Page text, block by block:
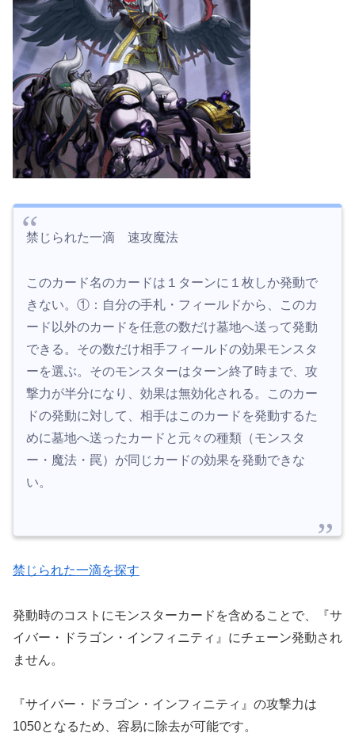
禁じられた一滴 速攻魔法
このカード名のカードは１ターンに１枚しか発動で
きない。①：自分の手札・フィールドから、このカ
ード以外のカードを任意の数だけ墓地へ送って発動
できる。その数だけ相手フィールドの効果モンスタ
ーを選ぶ。そのモンスターはターン終了時まで、攻
撃力が半分になり、効果は無効化される。このカー
ドの発動に対して、相手はこのカードを発動するた
めに墓地へ送ったカードと元々の種類（モンスタ
ー・魔法・罠）が同じカードの効果を発動できな
い。
禁じられた一滴を探す
発動時のコストにモンスターカードを含めることで、『サ
イバー・ドラゴン・インフィニティ』にチェーン発動され
ません。
『サイバー・ドラゴン・インフィニティ』の攻撃力は
1050となるため、容易に除去が可能です。